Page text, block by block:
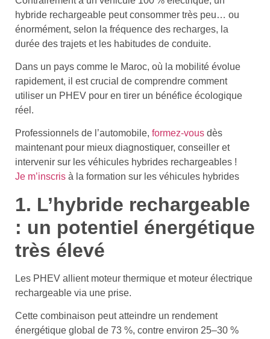
hybride rechargeable peut consommer très peu… ou
énormément, selon la fréquence des recharges, la
durée des trajets et les habitudes de conduite.
Dans un pays comme le Maroc, où la mobilité évolue
rapidement, il est crucial de comprendre comment
utiliser un PHEV pour en tirer un bénéfice écologique
réel.
Professionnels de l’automobile, formez-vous dès
maintenant pour mieux diagnostiquer, conseiller et
intervenir sur les véhicules hybrides rechargeables !
Je m’inscris à la formation sur les véhicules hybrides
1. L’hybride rechargeable
: un potentiel énergétique
très élevé
Les PHEV allient moteur thermique et moteur électrique
rechargeable via une prise.
Cette combinaison peut atteindre un rendement
énergétique global de 73 %, contre environ 25–30 %